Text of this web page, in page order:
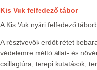
Kis Vuk felfedező tábor
A Kis Vuk nyári felfedező
A résztvevők erdőt-rétet
védelemre méltó állat- és
csillagtúra, terepi kutatások,